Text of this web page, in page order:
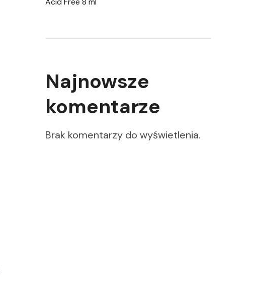
Najnowsze
komentarze
Brak komentarzy do wyświetlenia.